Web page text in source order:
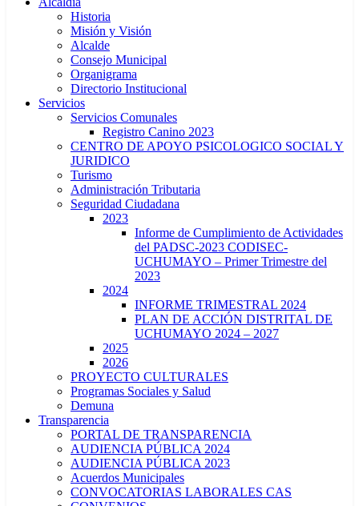
Historia
Misión y Visión
Alcalde
Consejo Municipal
Organigrama
Directorio Institucional
Servicios
Servicios Comunales
Registro Canino 2023
CENTRO DE APOYO PSICOLOGICO SOCIAL Y
JURIDICO
Turismo
Administración Tributaria
Seguridad Ciudadana
2023
Informe de Cumplimiento de Actividades
del PADSC-2023 CODISEC-
UCHUMAYO – Primer Trimestre del
2023
2024
INFORME TRIMESTRAL 2024
PLAN DE ACCIÓN DISTRITAL DE
UCHUMAYO 2024 – 2027
2025
2026
PROYECTO CULTURALES
Programas Sociales y Salud
Demuna
Transparencia
PORTAL DE TRANSPARENCIA
AUDIENCIA PÚBLICA 2024
AUDIENCIA PÚBLICA 2023
Acuerdos Municipales
CONVOCATORIAS LABORALES CAS